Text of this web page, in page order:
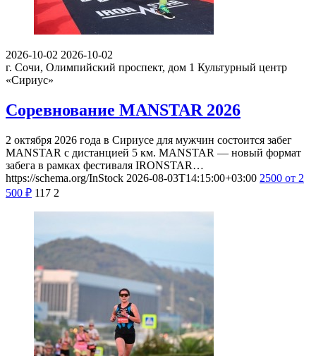
2026-10-02 2026-10-02
г. Сочи, Олимпийский проспект, дом 1 Культурный центр
«Сириус»
Соревнование MANSTAR 2026
2 октября 2026 года в Сириусе для мужчин состоится забег
MANSTAR с дистанцией 5 км. MANSTAR — новый формат
забега в рамках фестиваля IRONSTAR…
https://schema.org/InStock 2026-08-03T14:15:00+03:00 2500 от 2
500 ₽ 117 2